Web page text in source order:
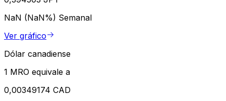
NaN (NaN%) Semanal
Ver gráfico
Dólar canadiense
1 MRO equivale a
0,00349174 CAD